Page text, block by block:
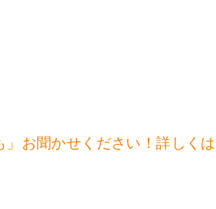
お聞かせください！詳しく